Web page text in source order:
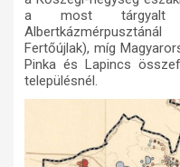
a most tárgyalt
Fertőújlak), míg
Pinka és Lapincs
településnél.